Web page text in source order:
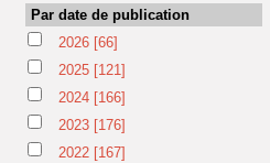
Par date de publication
2026 [66]
2025 [121]
2024 [166]
2023 [176]
2022 [167]